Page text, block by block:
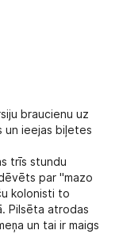
braucienu uz
un ieejas biļetes
trīs stundu
par "mazo
kolonisti to
Pilsēta atrodas
un tai ir maigs